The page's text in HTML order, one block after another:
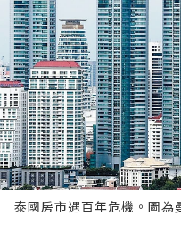
泰國房市遇百年危機。圖為